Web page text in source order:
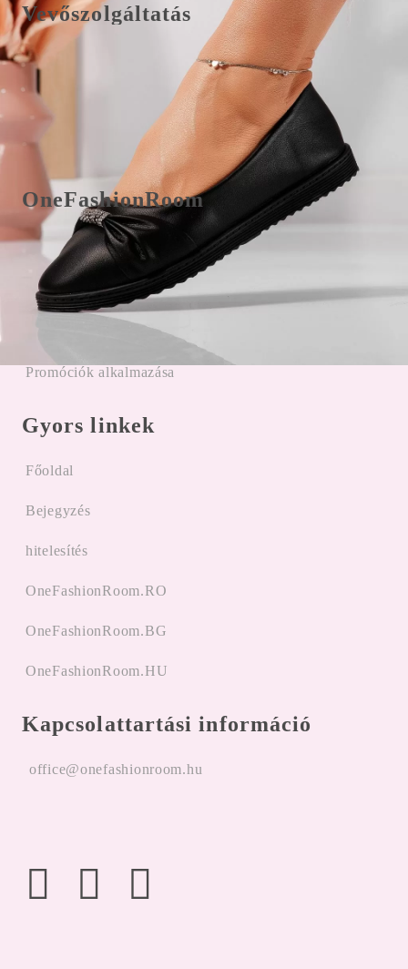
Vevőszolgáltatás
Csere/visszaküldés és fizetés
E-Mail office@onefashionroom.hu
Visszaküldési/csere űrlap
OneFashionRoom
Felhasználási feltételek
Online panaszkezelés
Vélemények az ügyfelektől
Promóciók alkalmazása
Gyors linkek
Főoldal
Bejegyzés
hitelesítés
OneFashionRoom.RO
OneFashionRoom.BG
OneFashionRoom.HU
Kapcsolattartási információ
office@onefashionroom.hu